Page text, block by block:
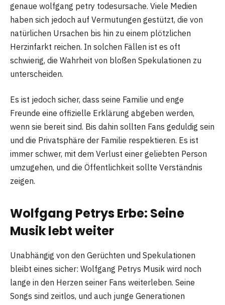
genaue wolfgang petry todesursache. Viele Medien
haben sich jedoch auf Vermutungen gestützt, die von
natürlichen Ursachen bis hin zu einem plötzlichen
Herzinfarkt reichen. In solchen Fällen ist es oft
schwierig, die Wahrheit von bloßen Spekulationen zu
unterscheiden.
Es ist jedoch sicher, dass seine Familie und enge
Freunde eine offizielle Erklärung abgeben werden,
wenn sie bereit sind. Bis dahin sollten Fans geduldig sein
und die Privatsphäre der Familie respektieren. Es ist
immer schwer, mit dem Verlust einer geliebten Person
umzugehen, und die Öffentlichkeit sollte Verständnis
zeigen.
Wolfgang Petrys Erbe: Seine
Musik lebt weiter
Unabhängig von den Gerüchten und Spekulationen
bleibt eines sicher: Wolfgang Petrys Musik wird noch
lange in den Herzen seiner Fans weiterleben. Seine
Songs sind zeitlos, und auch junge Generationen